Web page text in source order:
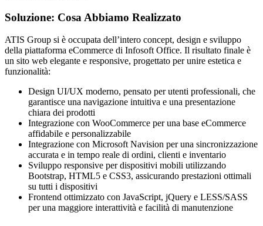
Soluzione: Cosa Abbiamo Realizzato
ATIS Group si è occupata dell’intero concept, design e sviluppo
della piattaforma eCommerce di Infosoft Office. Il risultato finale è
un sito web elegante e responsive, progettato per unire estetica e
funzionalità:
Design UI/UX moderno, pensato per utenti professionali, che
garantisce una navigazione intuitiva e una presentazione
chiara dei prodotti
Integrazione con WooCommerce per una base eCommerce
affidabile e personalizzabile
Integrazione con Microsoft Navision per una sincronizzazione
accurata e in tempo reale di ordini, clienti e inventario
Sviluppo responsive per dispositivi mobili utilizzando
Bootstrap, HTML5 e CSS3, assicurando prestazioni ottimali
su tutti i dispositivi
Frontend ottimizzato con JavaScript, jQuery e LESS/SASS
per una maggiore interattività e facilità di manutenzione